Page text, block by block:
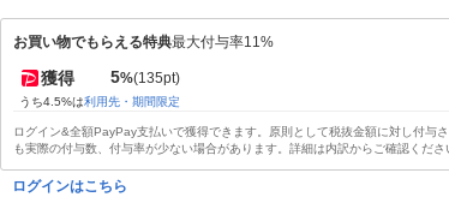
お買い物でもらえる特典最大付与率11%
獲得 5%(135pt)
うち4.5%は利用先・期間限定
ログイン&全額PayPay支払いで獲得できます。原則として税抜金額に対し付与
も実際の付与数、付与率が少ない場合があります。詳細は内訳からご確認くださ
ログインはこちら